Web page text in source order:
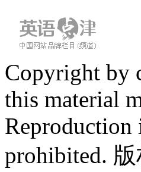
Copyright by
this material
prohibited.